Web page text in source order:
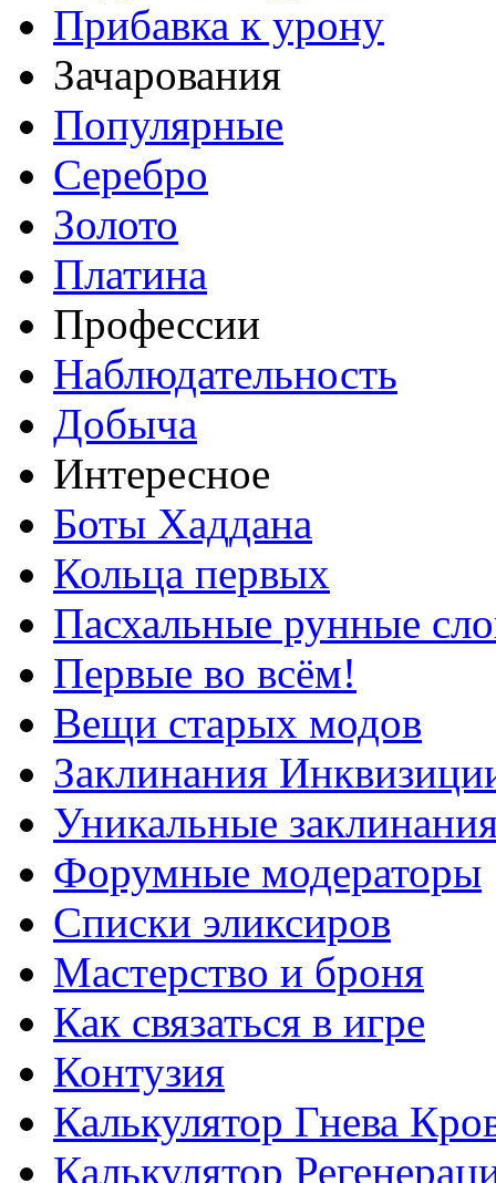
Прибавка к урону
Зачарования
Популярные
Серебро
Золото
Платина
Профессии
Наблюдательность
Добыча
Интересное
Боты Хаддана
Кольца первых
Пасхальные рунные
Первые во всём!
Вещи старых модов
Заклинания
Уникальные
Форумные модераторы
Списки эликсиров
Мастерство и броня
Как связаться в игре
Контузия
Калькулятор Гнева
Калькулятор